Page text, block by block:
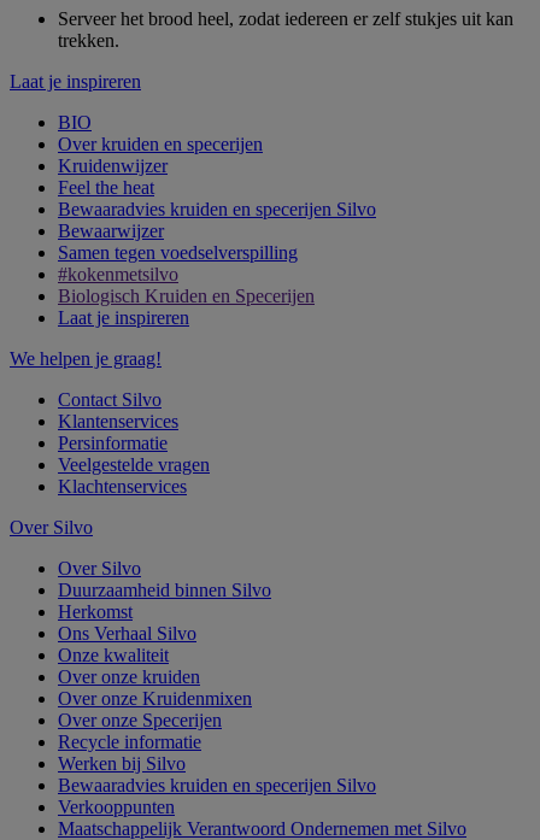
Serveer het brood heel, zodat iedereen er zelf stukjes uit kan
trekken.
Laat je inspireren
BIO
Over kruiden en specerijen
Kruidenwijzer
Feel the heat
Bewaaradvies kruiden en specerijen Silvo
Bewaarwijzer
Samen tegen voedselverspilling
#kokenmetsilvo
Biologisch Kruiden en Specerijen
Laat je inspireren
We helpen je graag!
Contact Silvo
Klantenservices
Persinformatie
Veelgestelde vragen
Klachtenservices
Over Silvo
Over Silvo
Duurzaamheid binnen Silvo
Herkomst
Ons Verhaal Silvo
Onze kwaliteit
Over onze kruiden
Over onze Kruidenmixen
Over onze Specerijen
Recycle informatie
Werken bij Silvo
Bewaaradvies kruiden en specerijen Silvo
Verkooppunten
Maatschappelijk Verantwoord Ondernemen met Silvo